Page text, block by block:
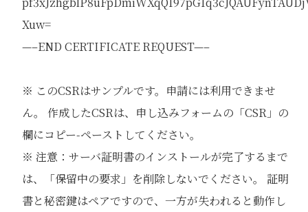
Xuw=
—–END CERTIFICATE REQUEST—–
※ このCSRはサンプルです。申請には利用できませ
ん。 作成したCSRは、申し込みフォームの「CSR」の
欄にコピー-ペーストしてください。
※ 注意：サーバ証明書のインストールが完了するまで
は、「保留中の要求」を削除しないでください。 証明
書と秘密鍵はペアですので、一方が失われると動作し